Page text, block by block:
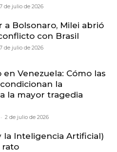
de julio de 2026
a Bolsonaro, Milei abrió
con Brasil
de julio de 2026
Venezuela: Cómo las
la
la mayor tragedia
- 2 de julio de 2026
la Inteligencia Artificial)
rato